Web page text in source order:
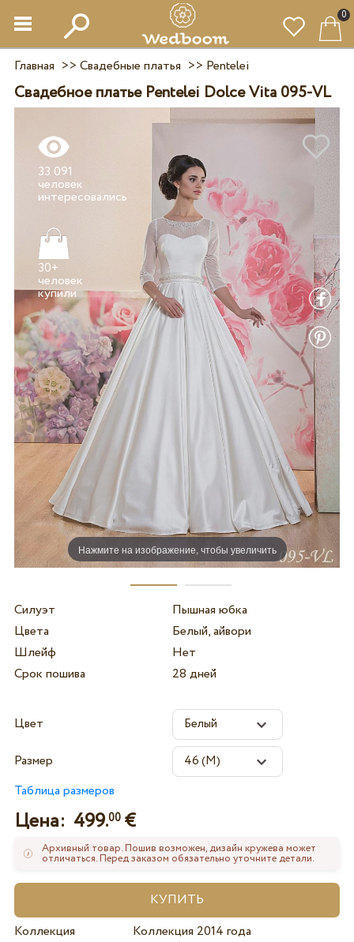
0
Главная >> Свадебные платья >> Pentelei
Свадебное платье Pentelei Dolce Vita 095-VL
Нажмите на изображение, чтобы увеличить
33 091
человек
30+
человек
купили
Силуэт
Пышная юбка
Цвета
Белый, айвори
Шлейф
Нет
Срок пошива
28 дней
Цвет
Размер
Таблица размеров
Цена: 499.00€
Архивный товар. Пошив возможен, дизайн кружева может
отличаться. Перед заказом обязательно уточните детали.
Коллекция
Коллекция 2014 года